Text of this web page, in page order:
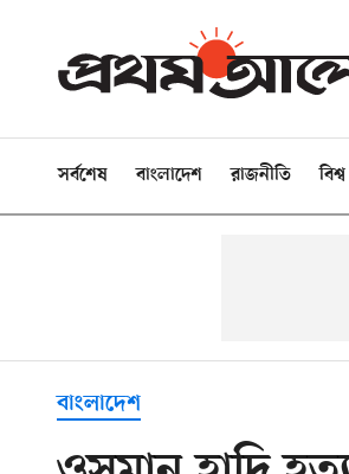
সর্বশেষ বাংলাদেশ রাজনীতি বিশ্ব
বাংলাদেশ